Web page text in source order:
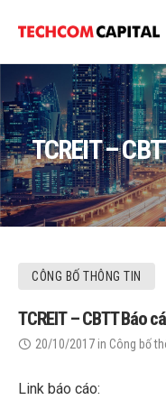
TCREIT –
CÔNG BỐ THÔNG TIN
TCREIT – CBTT Báo
20/10/2017in Công bố
Link báo cáo: